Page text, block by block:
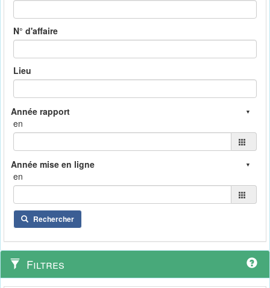
N° d'affaire
Lieu
en
en
Rechercher
Filtres